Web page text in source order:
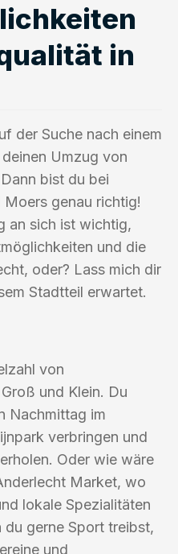
in
der Suche nach einem
Umzug von
bist du bei
genau richtig!
an sich ist wichtig,
und die
oder? Lass mich dir
Stadtteil erwartet.
von
und Klein. Du
Nachmittag im
verbringen und
Oder wie wäre
Market, wo
lokale Spezialitäten
du gerne Sport treibst,
und